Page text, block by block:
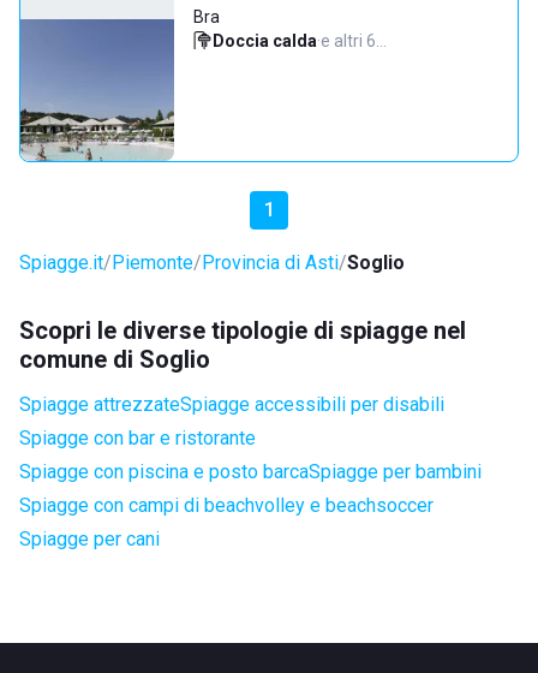
Bra
Doccia calda·e altri 6…
1
Spiagge.it Piemonte Provincia di Asti Soglio
Scopri le diverse tipologie di spiagge nel
comune di Soglio
Spiagge attrezzateSpiagge accessibili per disabili
Spiagge con bar e ristorante
Spiagge con piscina e posto barcaSpiagge per bambini
Spiagge con campi di beachvolley e beachsoccer
Spiagge per cani